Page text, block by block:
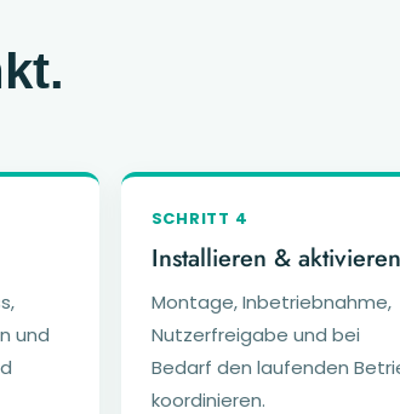
und
SCHRITT 4
Installieren & aktivieren
Montage, Inbetriebnahme,
Nutzerfreigabe und bei
Bedarf den laufenden
koordinieren.